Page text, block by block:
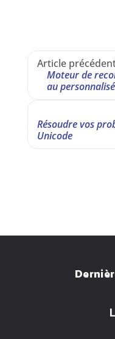
Article
Moteur de
au personnalisé
Résoudre vos
Unicode